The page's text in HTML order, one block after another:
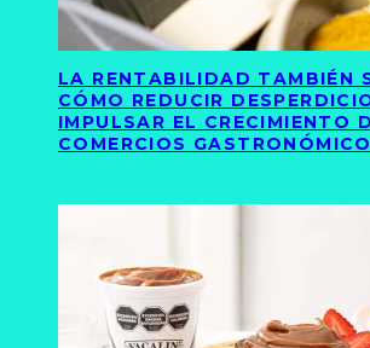
LA RENTABILIDAD TAMBIÉN
CÓMO REDUCIR
IMPULSAR EL CRECIMIENTO
COMERCIOS